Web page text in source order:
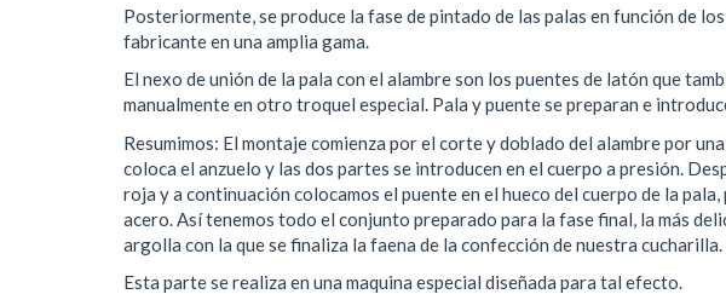
Posteriormente, se produce la fase de pintado de las palas en función de
fabricante en una amplia gama.
El nexo de unión de la pala con el alambre son los puentes de latón que
manualmente en otro troquel especial. Pala y puente se preparan e
Resumimos: El montaje comienza por el corte y doblado del alambre por
coloca el anzuelo y las dos partes se introducen en el cuerpo a presión.
roja y a continuación colocamos el puente en el hueco del cuerpo de la
acero. Así tenemos todo el conjunto preparado para la fase final, la más
argolla con la que se finaliza la faena de la confección de nuestra cucharilla.
Esta parte se realiza en una maquina especial diseñada para tal efecto.